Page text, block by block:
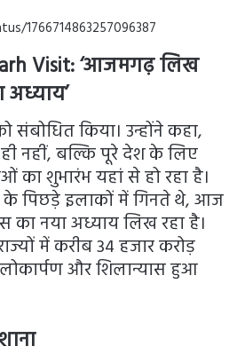
1766714863257096387
Visit: ‘आजमगढ़ लिख
संबोधित किया। उन्होंने कहा,
नहीं, बल्कि पूरे देश के लिए
का शुभारंभ यहां से हो रहा है।
पिछड़े इलाकों में गिनते थे, आज
का नया अध्याय लिख रहा है।
में करीब 34 हजार करोड़
और शिलान्यास हुआ